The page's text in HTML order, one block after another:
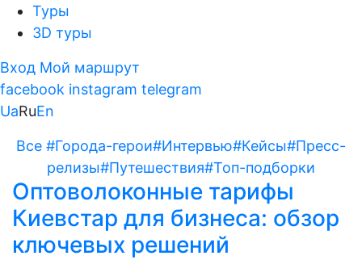
Туры
3D туры
Вход Мой маршрут
facebook instagram telegram
UaRuEn
Все #Города-герои#Интервью#Кейсы#Пресс-
релизы#Путешествия#Топ-подборки
Оптоволоконные тарифы
Киевстар для бизнеса: обзор
ключевых решений